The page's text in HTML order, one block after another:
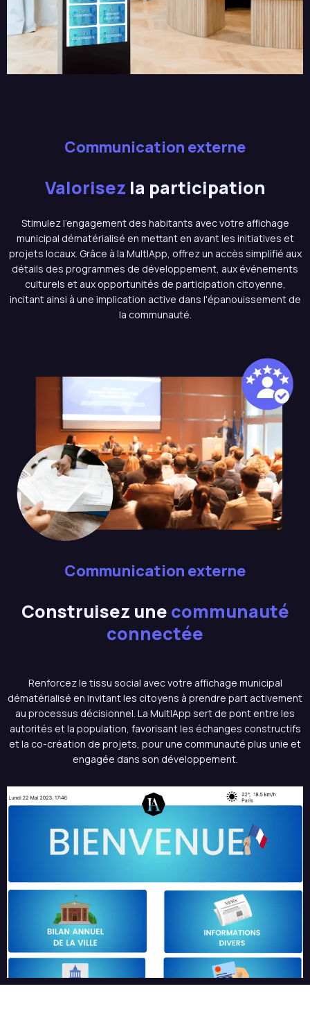
Communication externe
Valorisez la participation
Stimulez l'engagement des habitants avec votre affichage
municipal dématérialisé en mettant en avant les initiatives et
projets locaux. Grâce à la MultIApp, offrez un accès simplifié aux
détails des programmes de développement, aux événements
culturels et aux opportunités de participation citoyenne,
incitant ainsi à une implication active dans l'épanouissement de
la communauté.
Communication externe
Construisez une communauté
connectée
Renforcez le tissu social avec votre affichage municipal
dématérialisé en invitant les citoyens à prendre part activement
au processus décisionnel. La MultIApp sert de pont entre les
autorités et la population, favorisant les échanges constructifs
et la co-création de projets, pour une communauté plus unie et
engagée dans son développement.